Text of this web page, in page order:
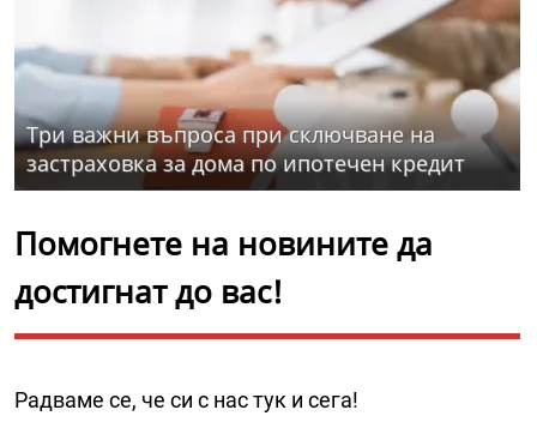
Три важни въпроса при сключване на
застраховка за дома по ипотечен кредит
Помогнете на новините да
достигнат до вас!
Радваме се, че си с нас тук и сега!